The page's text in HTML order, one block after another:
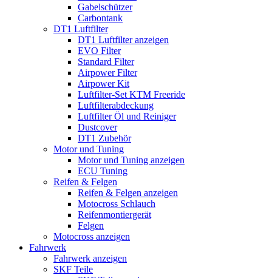
Gabelschützer
Carbontank
DT1 Luftfilter
DT1 Luftfilter anzeigen
EVO Filter
Standard Filter
Airpower Filter
Airpower Kit
Luftfilter-Set KTM Freeride
Luftfilterabdeckung
Luftfilter Öl und Reiniger
Dustcover
DT1 Zubehör
Motor und Tuning
Motor und Tuning anzeigen
ECU Tuning
Reifen & Felgen
Reifen & Felgen anzeigen
Motocross Schlauch
Reifenmontiergerät
Felgen
Motocross anzeigen
Fahrwerk
Fahrwerk anzeigen
SKF Teile